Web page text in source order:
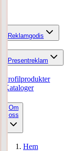
Reklamgodis
Presentreklam
Profilprodukter
Kataloger
Om
oss
Hem